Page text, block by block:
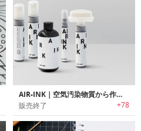
AIR‐INK｜空気汚染物質から作られた環境に優しいインク「エアーインク」
販売終了 +78